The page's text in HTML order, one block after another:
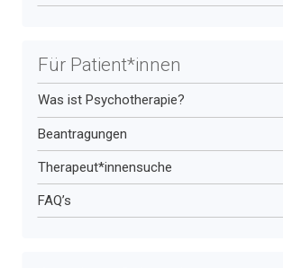
Für Patient*innen
Was ist Psychotherapie?
Beantragungen
Therapeut*innensuche
FAQ’s